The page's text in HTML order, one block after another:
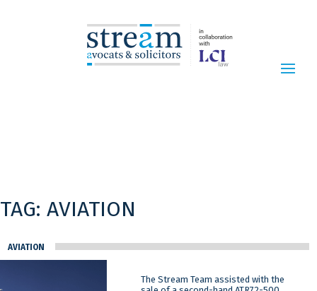
TAG: AVIATION
AVIATION
The Stream Team assisted with the